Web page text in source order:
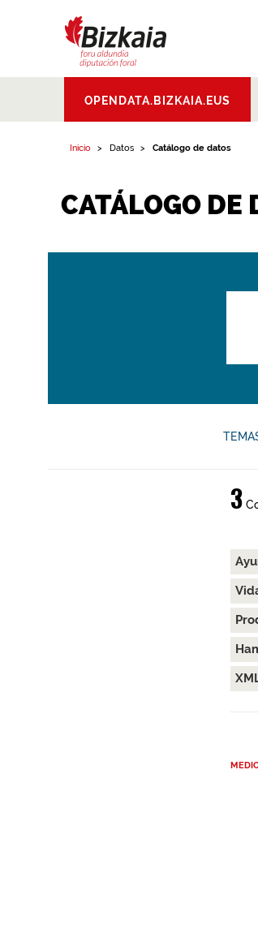
Aldundia.Diputacion
Foral de Bizkaia
OPENDATA.BIZKAIA.EUS
Inicio Datos Catálogo de datos
CATÁLOGO DE
3